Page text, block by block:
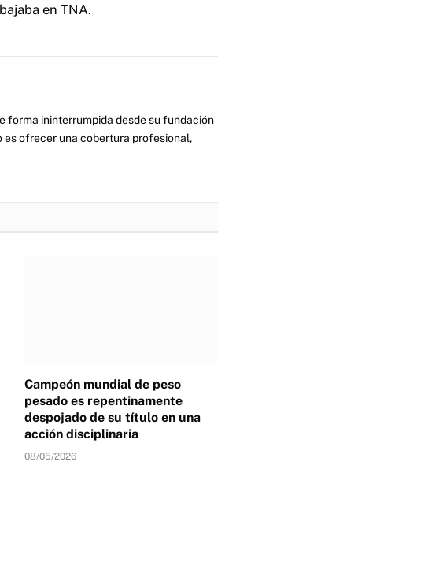
en TNA.
forma ininterrumpida desde su fundación
es ofrecer una cobertura profesional,
Campeón mundial de peso
pesado es repentinamente
despojado de su título en una
acción disciplinaria
08/05/2026